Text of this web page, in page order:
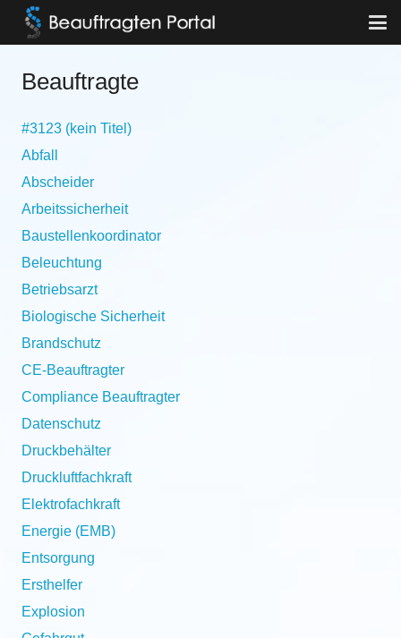
Beauftragte
#3123 (kein Titel)
Abfall
Abscheider
Arbeitssicherheit
Baustellenkoordinator
Beleuchtung
Betriebsarzt
Biologische Sicherheit
Brandschutz
CE-Beauftragter
Compliance Beauftragter
Datenschutz
Druckbehälter
Druckluftfachkraft
Elektrofachkraft
Energie (EMB)
Entsorgung
Ersthelfer
Explosion